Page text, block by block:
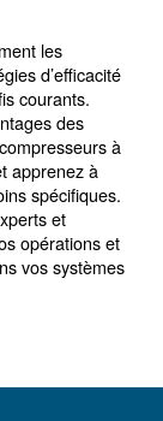
monde
trouverez ici
en matière
sur le
est une
des
pour